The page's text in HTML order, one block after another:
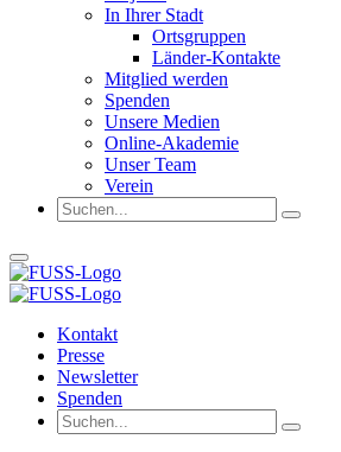
In Ihrer Stadt
Ortsgruppen
Länder-Kontakte
Mitglied werden
Spenden
Unsere Medien
Online-Akademie
Unser Team
Verein
Kontakt
Presse
Newsletter
Spenden